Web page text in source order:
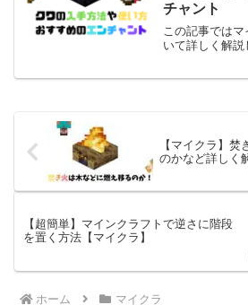
チャント
この記事では
いて詳しく解説
【マイクラ】
のかなど詳しく
【超簡単】マインクラフトで逆さに階段
を置く方法【マイクラ】
ホーム マイクラ